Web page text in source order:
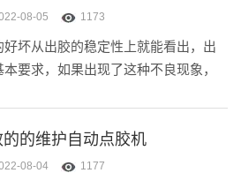
08-05 1173
坏从出胶的稳定性上就能看出，出
要求，如果出现了这种不良现象，
的维护自动点胶机
08-04 1177